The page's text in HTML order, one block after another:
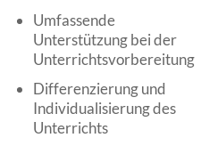
Umfassende
Unterstützung bei der
Unterrichtsvorbereitung
Differenzierung und
Individualisierung des
Unterrichts